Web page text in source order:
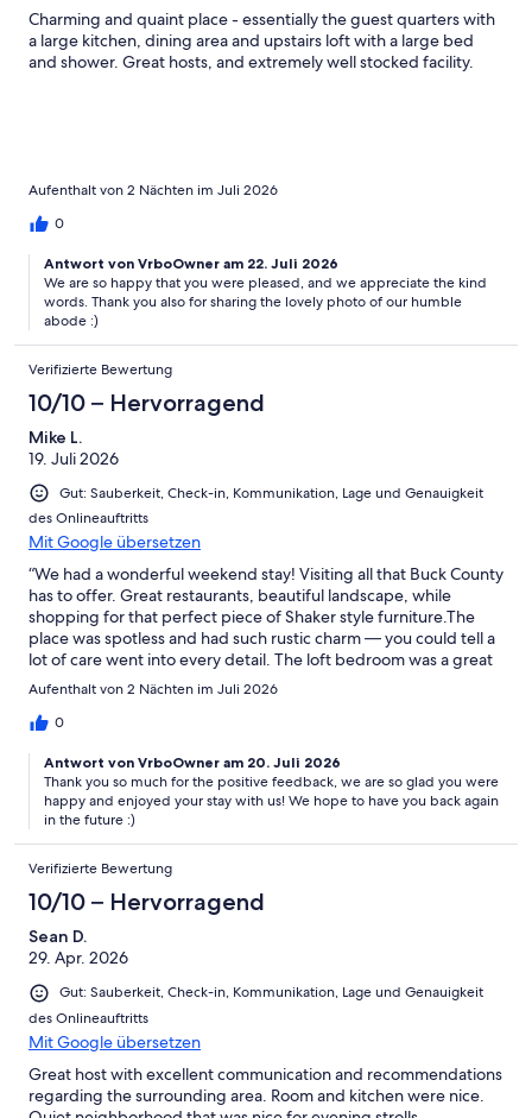
Charming and quaint place - essentially the guest quarters with
a large kitchen, dining area and upstairs loft with a large bed
and shower. Great hosts, and extremely well stocked facility.
Aufenthalt von 2 Nächten im Juli 2026
0
Antwort von VrboOwner am 22. Juli 2026
We are so happy that you were pleased, and we appreciate the kind
words. Thank you also for sharing the lovely photo of our humble
abode :)
Verifizierte Bewertung
10/10 – Hervorragend
Mike L.
19. Juli 2026
Gut: Sauberkeit, Check-in, Kommunikation, Lage und Genauigkeit
des Onlineauftritts
Mit Google übersetzen
“We had a wonderful weekend stay! Visiting all that Buck County
has to offer. Great restaurants, beautiful landscape, while
shopping for that perfect piece of Shaker style furniture.The
place was spotless and had such rustic charm — you could tell a
lot of care went into every detail. The loft bedroom was a great
touch and added a cozy, unique feel. Perfect little getaway for
Aufenthalt von 2 Nächten im Juli 2026
0
Antwort von VrboOwner am 20. Juli 2026
Thank you so much for the positive feedback, we are so glad you were
happy and enjoyed your stay with us! We hope to have you back again
in the future :)
Verifizierte Bewertung
10/10 – Hervorragend
Sean D.
29. Apr. 2026
Gut: Sauberkeit, Check-in, Kommunikation, Lage und Genauigkeit
des Onlineauftritts
Mit Google übersetzen
Great host with excellent communication and recommendations
regarding the surrounding area. Room and kitchen were nice.